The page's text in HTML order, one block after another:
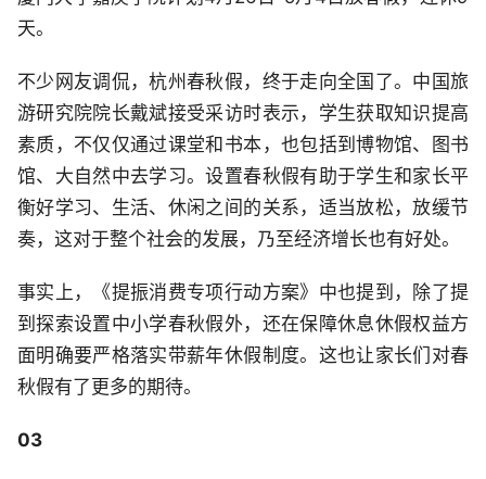
天。
不少网友调侃，杭州春秋假，终于走向全国了。中国旅
游研究院院长戴斌接受采访时表示，学生获取知识提高
素质，不仅仅通过课堂和书本，也包括到博物馆、图书
馆、大自然中去学习。设置春秋假有助于学生和家长平
衡好学习、生活、休闲之间的关系，适当放松，放缓节
奏，这对于整个社会的发展，乃至经济增长也有好处。
事实上，《提振消费专项行动方案》中也提到，除了提
到探索设置中小学春秋假外，还在保障休息休假权益方
面明确要严格落实带薪年休假制度。这也让家长们对春
秋假有了更多的期待。
03